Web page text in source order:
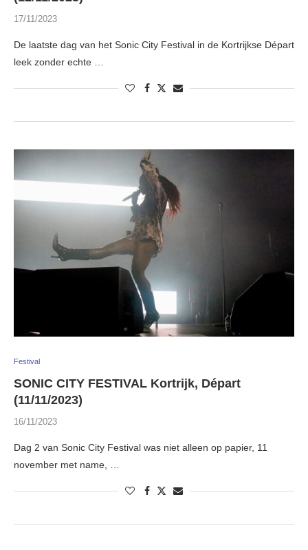
17/11/2023
De laatste dag van het Sonic City Festival in de Kortrijkse Départ
leek zonder echte …
Festival
SONIC CITY FESTIVAL Kortrijk, Départ
(11/11/2023)
16/11/2023
Dag 2 van Sonic City Festival was niet alleen op papier, 11
november met name, …